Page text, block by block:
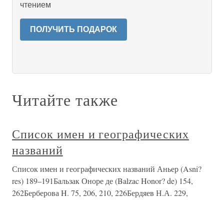
чтением
ПОЛУЧИТЬ ПОДАРОК
Читайте также
Список имен и географических
названий
Список имен и географических названий Аньер (Asni?
res) 189–191Бальзак Оноре де (Balzac Honor? de) 154,
262Берберова H. 75, 206, 210, 226Бердяев Н.А. 229,